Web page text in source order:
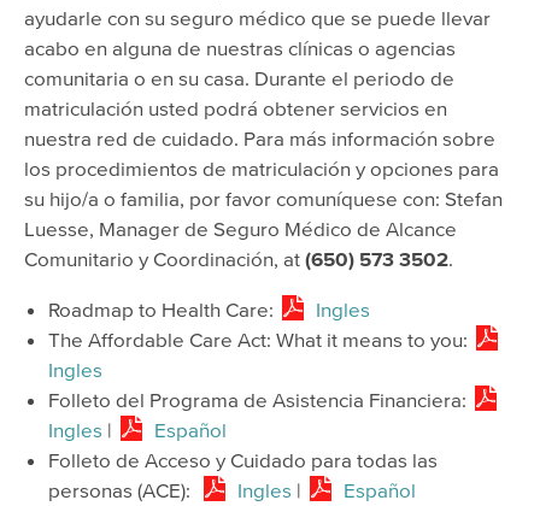
ayudarle con su seguro médico que se puede llevar
acabo en alguna de nuestras clínicas o agencias
comunitaria o en su casa. Durante el periodo de
matriculación usted podrá obtener servicios en
nuestra red de cuidado. Para más información sobre
los procedimientos de matriculación y opciones para
su hijo/a o familia, por favor comuníquese con: Stefan
Luesse, Manager de Seguro Médico de Alcance
Comunitario y Coordinación, at (650) 573 3502
Roadmap to Health Care:
Ingles
The Affordable Care Act: What it means to you:
Ingles
Folleto del Programa de Asistencia Financiera:
Ingles |
Español
Folleto de Acceso y Cuidado para todas las
personas (ACE):
Ingles |
Español